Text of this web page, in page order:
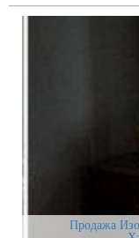
Продажа